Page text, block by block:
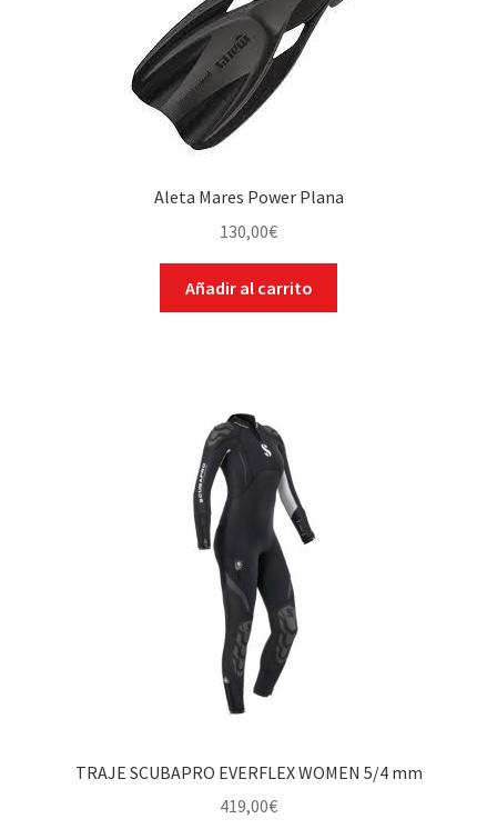
Aleta Mares Power Plana
130,00€
Añadir al carrito
TRAJE SCUBAPRO EVERFLEX WOMEN 5/4 mm
419,00€